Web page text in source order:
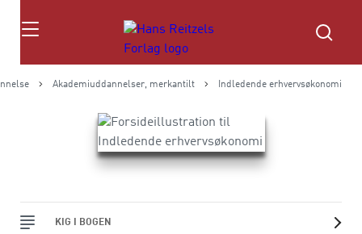
Søg
Akademiuddannelser, merkantilt Indledende erhvervsøkonomi
KIG I BOGEN